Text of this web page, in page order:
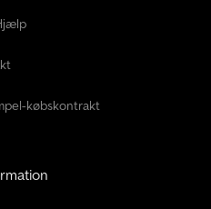
købskontrakt